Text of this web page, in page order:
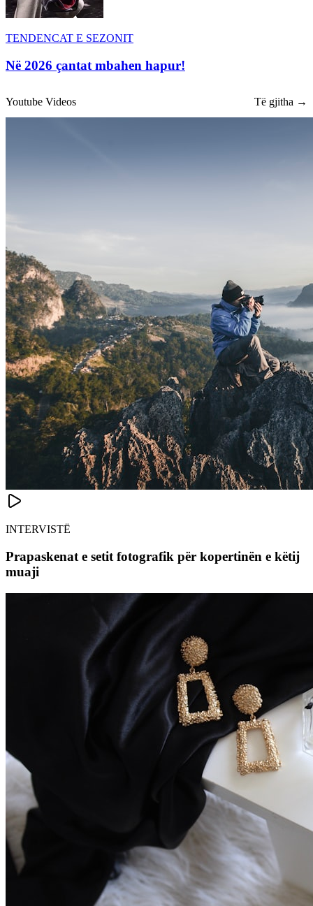
TENDENCAT E SEZONIT
Në 2026 çantat mbahen hapur!
Youtube Videos Të gjitha →
INTERVISTË
Prapaskenat e setit fotografik për kopertinën e këtij
muaji